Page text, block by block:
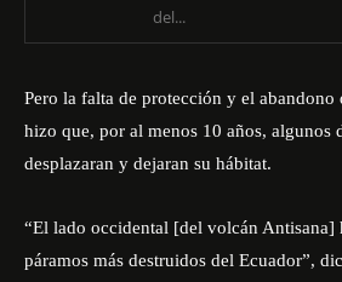
del...
Pero la falta de protección y el abandono
hizo que, por al menos 10 años, algunos
desplazaran y dejaran su hábitat.
“El lado occidental [del volcán Antisana]
páramos más destruidos del Ecuador”,